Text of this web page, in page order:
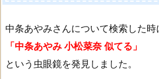
中条あやみさんについて検索した時
「中条あやみ 小松菜奈 似てる」
という虫眼鏡を発見しました。